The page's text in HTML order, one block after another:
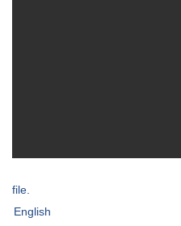
file.
English